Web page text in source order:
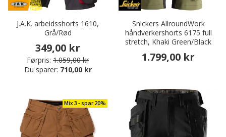
J.A.K. arbeidsshorts 1610,
Grå/Rød
349,00 kr
Førpris: 1.059,00 kr
Du sparer: 710,00 kr
Snickers AllroundWork
håndverkershorts 6175 full
stretch, Khaki Green/Black
1.799,00 kr
Mix 3 - spar 20%